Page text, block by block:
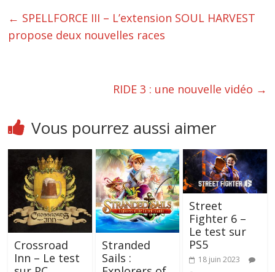
← SPELLFORCE III – L’extension SOUL HARVEST
propose deux nouvelles races
RIDE 3 : une nouvelle vidéo →
Vous pourrez aussi aimer
Crossroad
Inn – Le test
Stranded
Sails :
Street
Fighter 6 –
Le test sur
PS5
18 juin 2023